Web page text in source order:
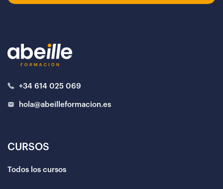
+34 614 025 069
hola@abeilleformacion.es
CURSOS
Todos los cursos